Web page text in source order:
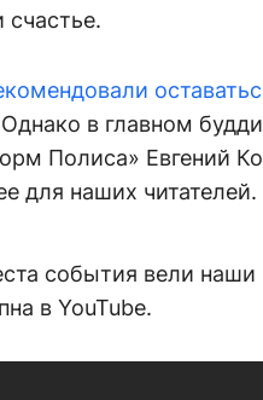
счастье.
в главном
Полиса» Евгений
для наших читателей.
события вели наши
в YouTube.